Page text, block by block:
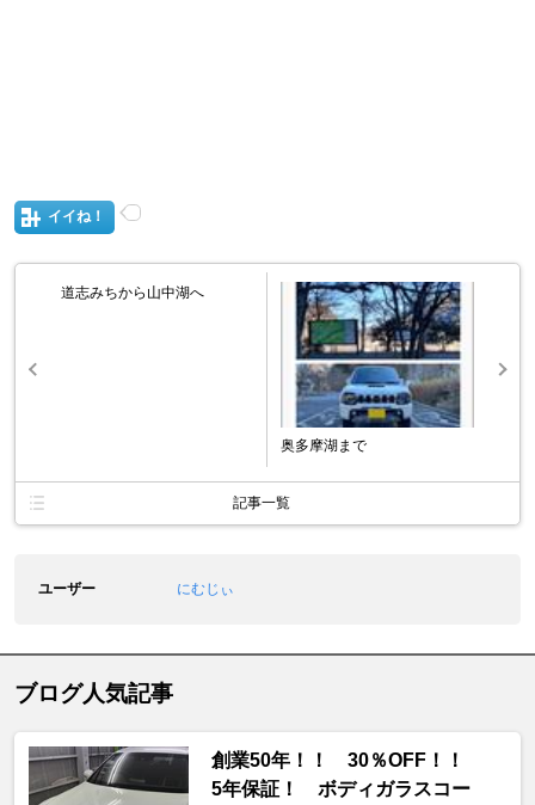
イイね！
道志みちから山中湖へ
奥多摩湖まで
記事一覧
ユーザー にむじぃ
ブログ人気記事
創業50年！！ 30％OFF！！
5年保証！ ボディガラスコー